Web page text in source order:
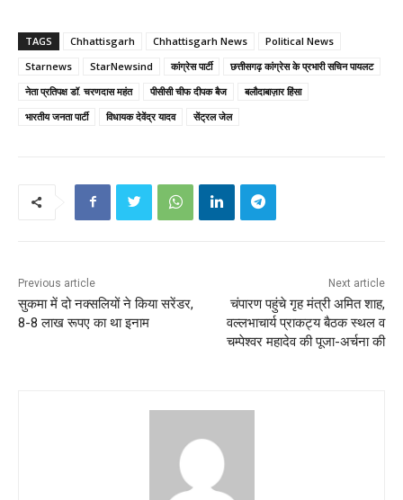
TAGS Chhattisgarh Chhattisgarh News
Political News
Starnews
StarNewsind कांग्रेस पार्टी
छत्तीसगढ़ कांग्रेस के प्रभारी सचिन पायलट
नेता प्रतिपक्ष डॉ. चरणदास महंत
पीसीसी चीफ दीपक बैज
बलौदाबाज़ार हिंसा
भारतीय जनता पार्टी
विधायक देवेंद्र यादव सेंट्रल जेल
Previous article
सुकमा में दो नक्सलियों ने किया सरेंडर,
8-8 लाख रूपए का था इनाम
Next article
चंपारण पहुंचे गृह मंत्री अमित शाह,
वल्लभाचार्य प्राकट्य बैठक स्थल व
चम्पेश्वर महादेव की पूजा-अर्चना की